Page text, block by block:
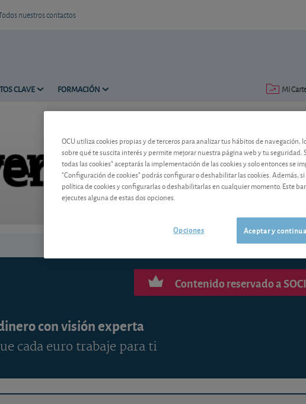
nuestros contactos
CLAVE FORMACIÓN Mi
Tiempo de lectura: 6 min.
Panorama
La ausencia de tensiones
bajos. Por el contrario,
Contenido reservado a
con visión experta
cada euro trabaje para ti
OCU utiliza cookies propias y de terceros para analizar tus hábitos de
sobre qué te suscita interés y permite mejorar nuestra página web y tu seguridad.
todas las cookies" aceptarás la implementación de las cookies y solo entonces se
"Configuración de cookies" podrás configurar o deshabilitar las cookies. Además, si
política de cookies y configurarlas o deshabilitarlas en cualquier momento. Este
ejecutes alguna de estas dos opciones.
Aceptar y
Opciones